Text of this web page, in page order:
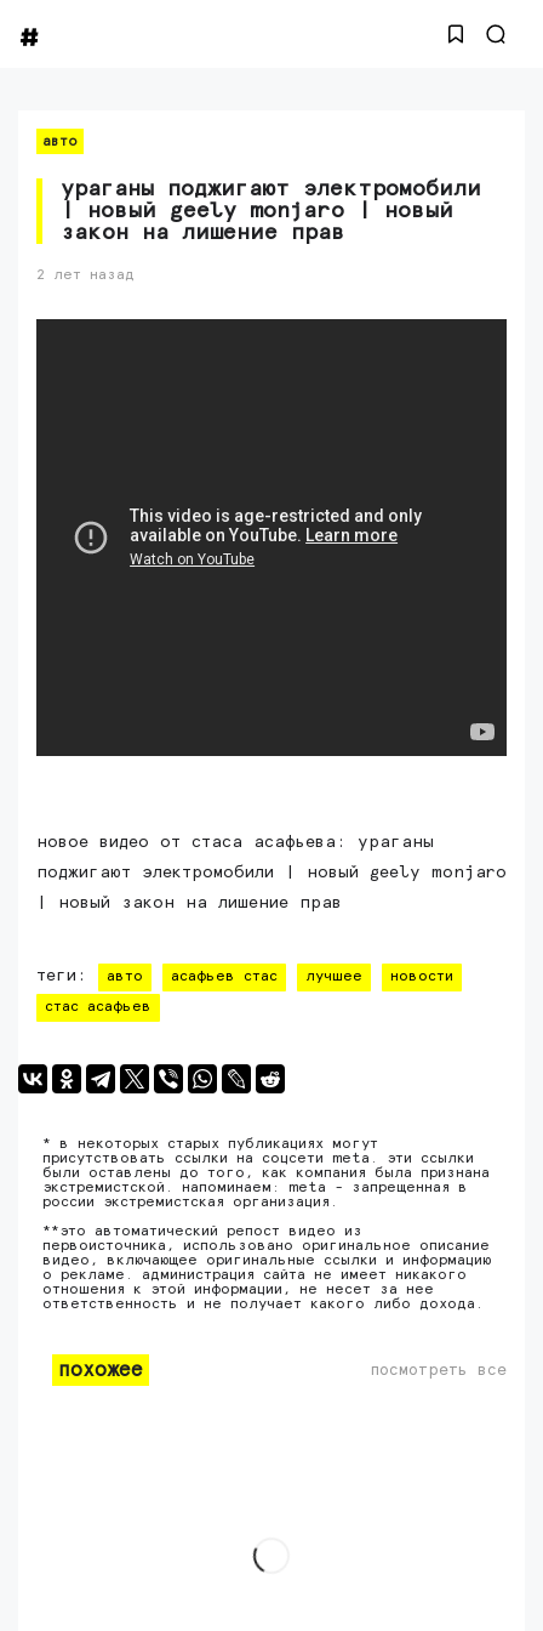
авто
ураганы поджигают электромобили
| новый geely monjaro | новый
закон на лишение прав
2 лет назад
новое видео от стаса асафьева: ураганы
поджигают электромобили | новый geely monjaro
| новый закон на лишение прав
теги: авто асафьев стас лучшее новости
стас асафьев
* в некоторых старых публикациях могут
присутствовать ссылки на соцсети meta. эти ссылки
были оставлены до того, как компания была признана
экстремистской. напоминаем: meta - запрещенная в
россии экстремистская организация.
**это автоматический репост видео из
первоисточника, использовано оригинальное описание
видео, включающее оригинальные ссылки и информацию
о рекламе. администрация сайта не имеет никакого
отношения к этой информации, не несет за нее
ответственность и не получает какого либо дохода.
похожее посмотреть все